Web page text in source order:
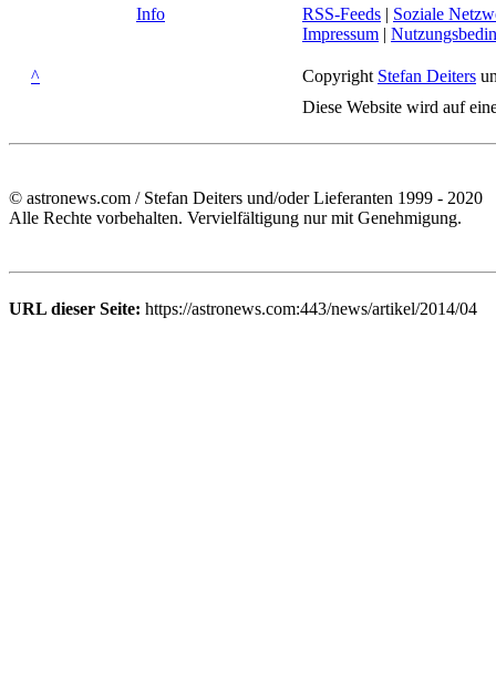
Info
RSS-Feeds | Soziale
Impressum |
^ Copyright Stefan Deiters
Diese Website wird auf
© astronews.com / Stefan Deiters und/oder Lieferanten 1999 - 2020
Alle Rechte vorbehalten. Vervielfältigung nur mit Genehmigung.
URL dieser Seite: https://astronews.com:443/news/artikel/2014/04